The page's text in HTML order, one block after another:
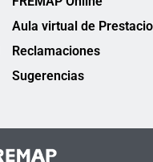
Aula virtual de
Reclamaciones
Sugerencias